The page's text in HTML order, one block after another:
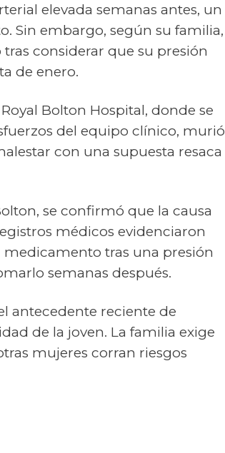
elevada semanas antes, un
Sin embargo, según su familia,
considerar que su presión
de enero.
Bolton Hospital, donde se
del equipo clínico, murió
con una supuesta resaca
se confirmó que la causa
médicos evidenciaron
tras una presión
semanas después.
antecedente reciente de
de la joven. La familia exige
mujeres corran riesgos